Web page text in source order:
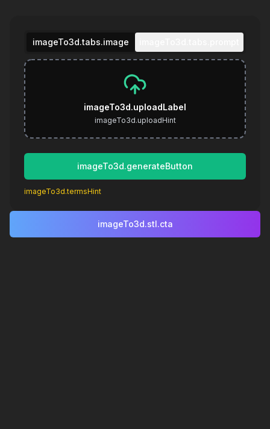
imageTo3d.tabs.image
imageTo3d.uploadLabel
imageTo3d.uploadHint
imageTo3d.generateButton
imageTo3d.termsHint
imageTo3d.stl.cta